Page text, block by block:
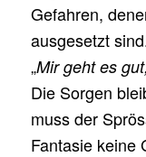
Gefahren,
ausgesetzt
„Mir geht es
Die Sorgen
muss der
Fantasie keine